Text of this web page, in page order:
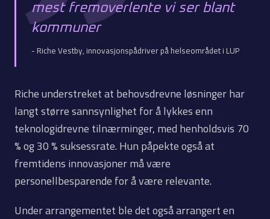
mest fremoverlente vi ser blant
kommuner
- Riche Vestby, innovasjonspådriver på helseområdet i LUP
Riche understreket at behovsdrevne løsninger har
langt større sannsynlighet for å lykkes enn
teknologidrevne tilnærminger, med henholdsvis 70
% og 30 % suksessrate. Hun påpekte også at
fremtidens innovasjoner må være
personellbesparende for å være relevante.
Under arrangementet ble det også arrangert en